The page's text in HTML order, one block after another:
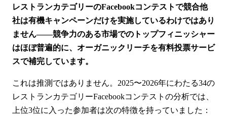
レストランカテゴリーのFacebookコンテストで競合他
社は有機キャンペーンだけを実施しているわけではあり
ません——競争力のある市場でのトップフィニッシャー
はほぼ普遍的に、オーガニックリーチを有料投票サービ
スで補完しています。
これは推測ではありません。2025〜2026年にわたる34の
レストランカテゴリーFacebookコンテストの分析では、
上位3位に入った参加者は次の特徴を持っていました：